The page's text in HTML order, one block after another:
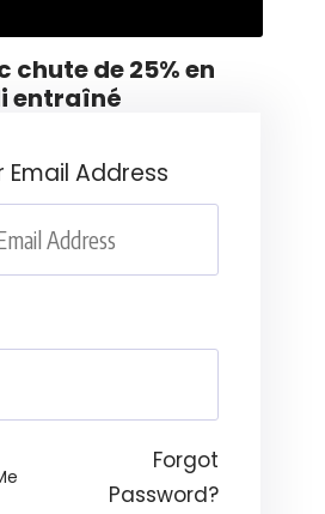
chute de 25% en
entraîné
Email Address
Forgot
Password?